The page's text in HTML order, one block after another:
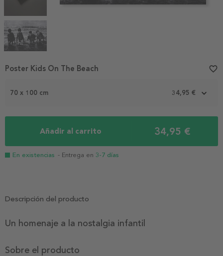
Item
4
70 x 100 cm 34,95 €
Añadir al carrito 34,95 €
En existencias - Entrega en 3-7 días
Poster Kids On The Beach favorite_border
Descripción del producto
Un homenaje a la nostalgia infantil
Sobre el producto